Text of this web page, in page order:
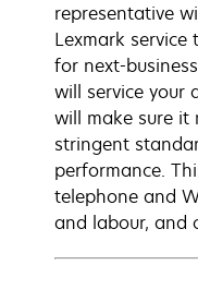
representative
Lexmark
for next-
will service your
will make sure it
stringent
performance.
telephone and
and labour, and